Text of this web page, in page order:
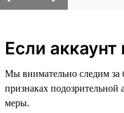
Если
Мы внимательно следим за
признаках подозрительной
меры.